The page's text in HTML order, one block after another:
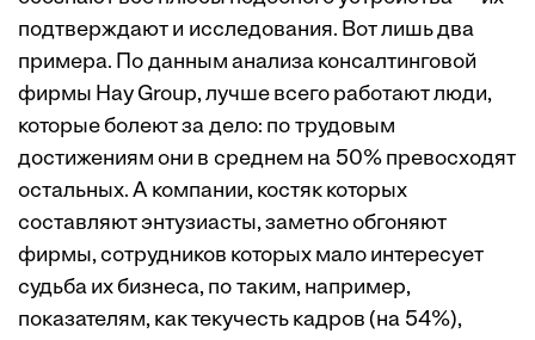
подтверждают и исследования. Вот лишь два
примера. По данным анализа консалтинговой
фирмы Hay Group, лучше всего работают люди,
которые болеют за дело: по трудовым
достижениям они в среднем на 50% превосходят
остальных. А компании, костяк которых
составляют энтузиасты, заметно обгоняют
фирмы, сотрудников которых мало интересует
судьба их бизнеса, по таким, например,
показателям, как текучесть кадров (на 54%),